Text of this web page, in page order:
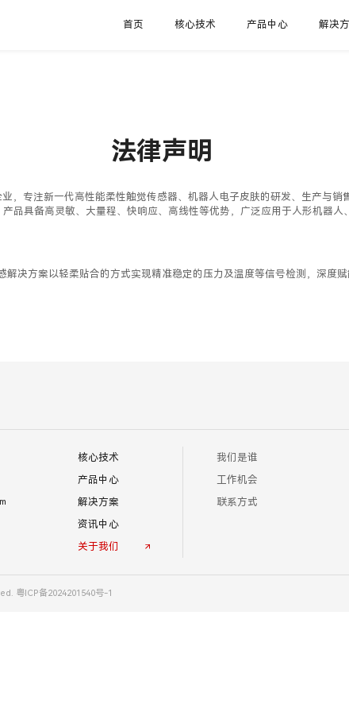
首页 核心技术 产品中心 解决
法律声明
，专注新一代高性能柔性触觉传感器、机器人电子皮肤的研发、生产与
品具备高灵敏、大量程、快响应、高线性等优势，广泛应用于人形机器
决方案以轻柔贴合的方式实现精准稳定的压力及温度等信号检测，深度
核心技术
产品中心
解决方案
资讯中心
关于我们
我们是谁
工作机会
联系方式
粤ICP备2024201540号-1